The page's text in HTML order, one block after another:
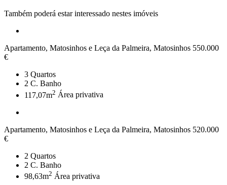
Também poderá estar interessado nestes imóveis
Apartamento, Matosinhos e Leça da Palmeira, Matosinhos 550.000
€
3 Quartos
2 C. Banho
117,07m2 Área privativa
Apartamento, Matosinhos e Leça da Palmeira, Matosinhos 520.000
€
2 Quartos
2 C. Banho
98,63m2 Área privativa